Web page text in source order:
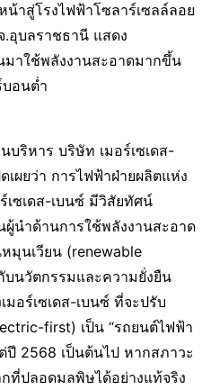
าสู่โรงไฟฟ้าโซลาร์เซลล์ลอย
อุบลราชธานี แสดง
าใช้พลังงานสะอาดมากขึ้น
อนต่ำ
บริหาร บริษัท เมอร์เซเดส-
เผยว่า การไฟฟ้าฝ่ายผลิตแห่ง
เซเดส-เบนซ์ มีวิสัยทัศน์
ผู้นำด้านการใช้พลังงานสะอาด
มุนเวียน (renewable
นวัตกรรมและความยั่งยืน
อร์เซเดส-เบนซ์ ที่จะปรับ
first) เป็น “รถยนต์ไฟฟ้า
ปี 2568 เป็นต้นไป หากสภาวะ
ที่ปลอดมลพิษได้อย่างแท้จริง